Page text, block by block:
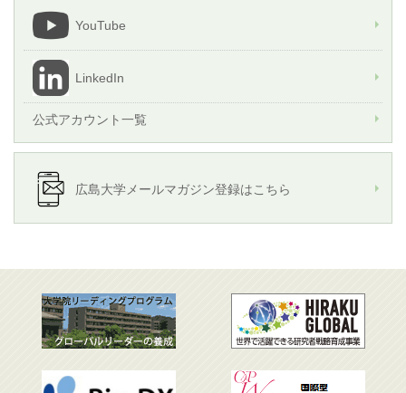
YouTube
LinkedIn
公式アカウント一覧
広島大学メールマガジン登録はこちら